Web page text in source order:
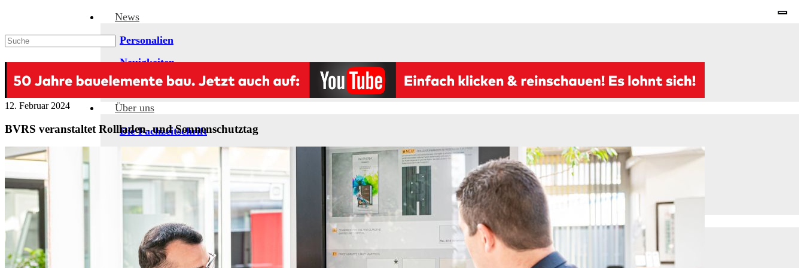
News
Personalien
Neuigkeiten
Veranstaltungen
Über uns
Die Fachzeitschrift
Historie
Kontakt
Themengebiete
Aluminium-Profilsysteme
12. Februar 2024
BVRS veranstaltet Rollladen- und Sonnenschutztag